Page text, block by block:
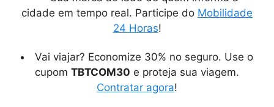
cidade em tempo real. Participe do Mobilidade
24 Horas!
Vai viajar? Economize 30% no seguro. Use o
cupom TBTCOM30 e proteja sua viagem.
Contratar agora!